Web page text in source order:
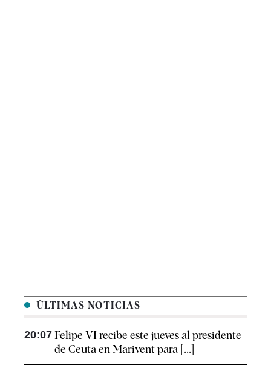
ÚLTIMAS NOTICIAS
20:07 Felipe VI recibe este jueves al presidente
de Ceuta en Marivent para [...]